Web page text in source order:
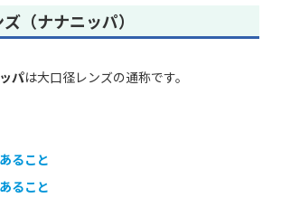
（ナナニッパ）
パは大口径レンズの通称です。
ること
ること